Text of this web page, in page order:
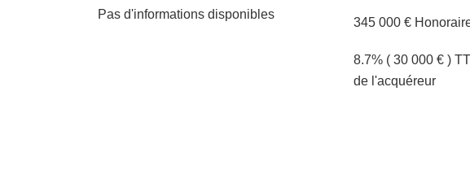
Pas d'informations disponibles
345 000 €
8.7% ( 30 000 € )
de l'acquéreur